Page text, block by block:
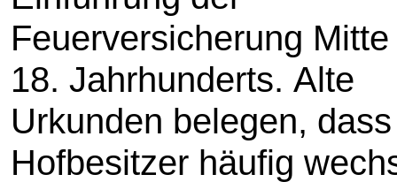
Feuerversicherung
18. Jahrhunderts. Alte
Urkunden belegen,
Hofbesitzer häufig